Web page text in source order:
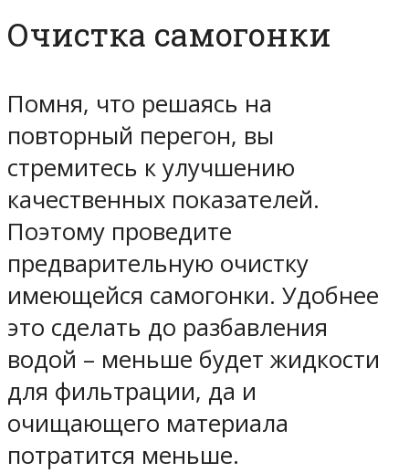
Очистка самогонки
Помня, что решаясь на
повторный перегон, вы
стремитесь к улучшению
качественных показателей.
Поэтому проведите
предварительную очистку
имеющейся самогонки. Удобнее
это сделать до разбавления
водой – меньше будет жидкости
для фильтрации, да и
очищающего материала
потратится меньше.